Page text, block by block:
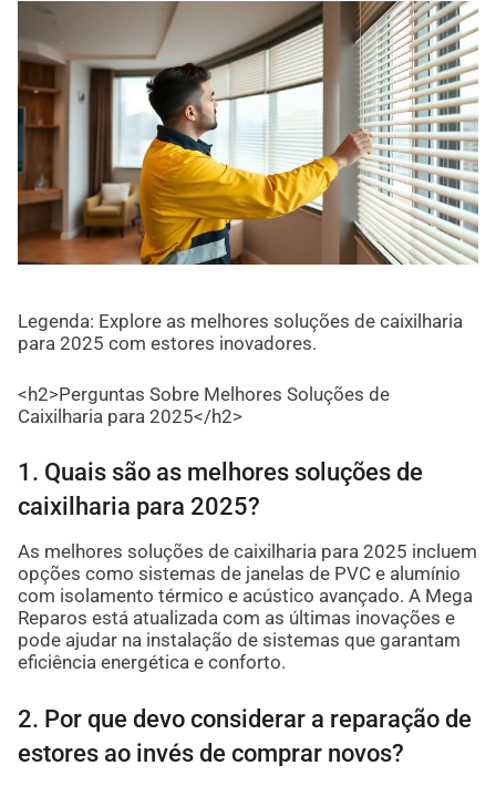
Legenda: Explore as melhores soluções de caixilharia
para 2025 com estores inovadores.
<h2>Perguntas Sobre Melhores Soluções de
Caixilharia para 2025</h2>
1. Quais são as melhores soluções de
caixilharia para 2025?
As melhores soluções de caixilharia para 2025 incluem
opções como sistemas de janelas de PVC e alumínio
com isolamento térmico e acústico avançado. A Mega
Reparos está atualizada com as últimas inovações e
pode ajudar na instalação de sistemas que garantam
eficiência energética e conforto.
2. Por que devo considerar a reparação de
estores ao invés de comprar novos?